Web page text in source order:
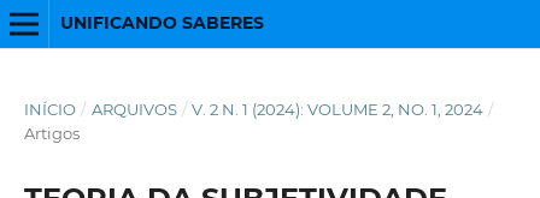
UNIFICANDO SABERES
INÍCIO / ARQUIVOS / V. 2 N. 1 (2024): VOLUME 2, NO. 1, 2024 /
Artigos